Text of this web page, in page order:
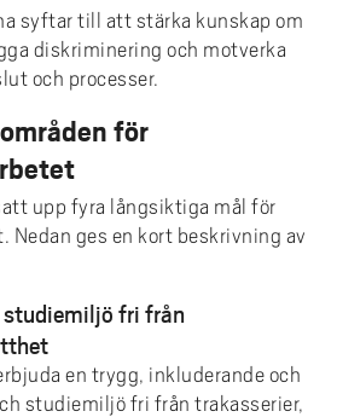
syftar till att stärka kunskap om
diskriminering och motverka
och processer.
för
upp fyra långsiktiga mål för
ges en kort beskrivning av
fri från
en trygg, inkluderande och
studiemiljö fri från trakasserier,